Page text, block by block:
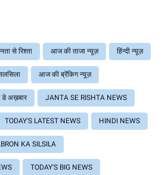
से रिश्ता आज की ताजा न्यूज़ हिंन्दी न्यूज़
आज की ब्रेंकिग न्यूज़
डे अख़बार JANTA SE RISHTA NEWS
TODAY'S LATEST NEWS HINDI NEWS
KA SILSILA
TODAY'S BIG NEWS